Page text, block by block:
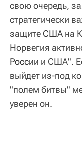
свою очередь,
стратегически
защите США на
Норвегия
России и США".
выйдет из-под
"полем битвы"
уверен он.